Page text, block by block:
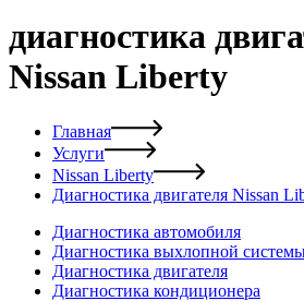
диагностика
Nissan Liberty
Главная
Услуги
Nissan Liberty
Диагностика двигателя Nissan
Диагностика автомобиля
Диагностика выхлопной
Диагностика двигателя
Диагностика кондиционера